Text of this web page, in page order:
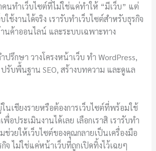
นทำเว็บไซต์ที่ไม่ใช่แค่ทำให้ “มีเว็บ” แต่
ใช้งานได้จริง เรารับทำเว็บไซต์สำหรับธุรกิจ
านค้าออนไลน์ และระบบเฉพาะทาง
ปรึกษา วางโครงหน้าเว็บ ทำ WordPress,
ปรับพื้นฐาน SEO, สร้างบทความ และดูแล
นเชียงรายหรือต้องการเว็บไซต์ที่พร้อมใช้
พื่อประเมินงานได้เลย เลือกเราสิ เรารับทำ
ช่วยให้เว็บไซต์ของคุณกลายเป็นเครื่องมือ
กิจ ไม่ใช่แค่หน้าเว็บที่ถูกเปิดทิ้งไว้เฉยๆ